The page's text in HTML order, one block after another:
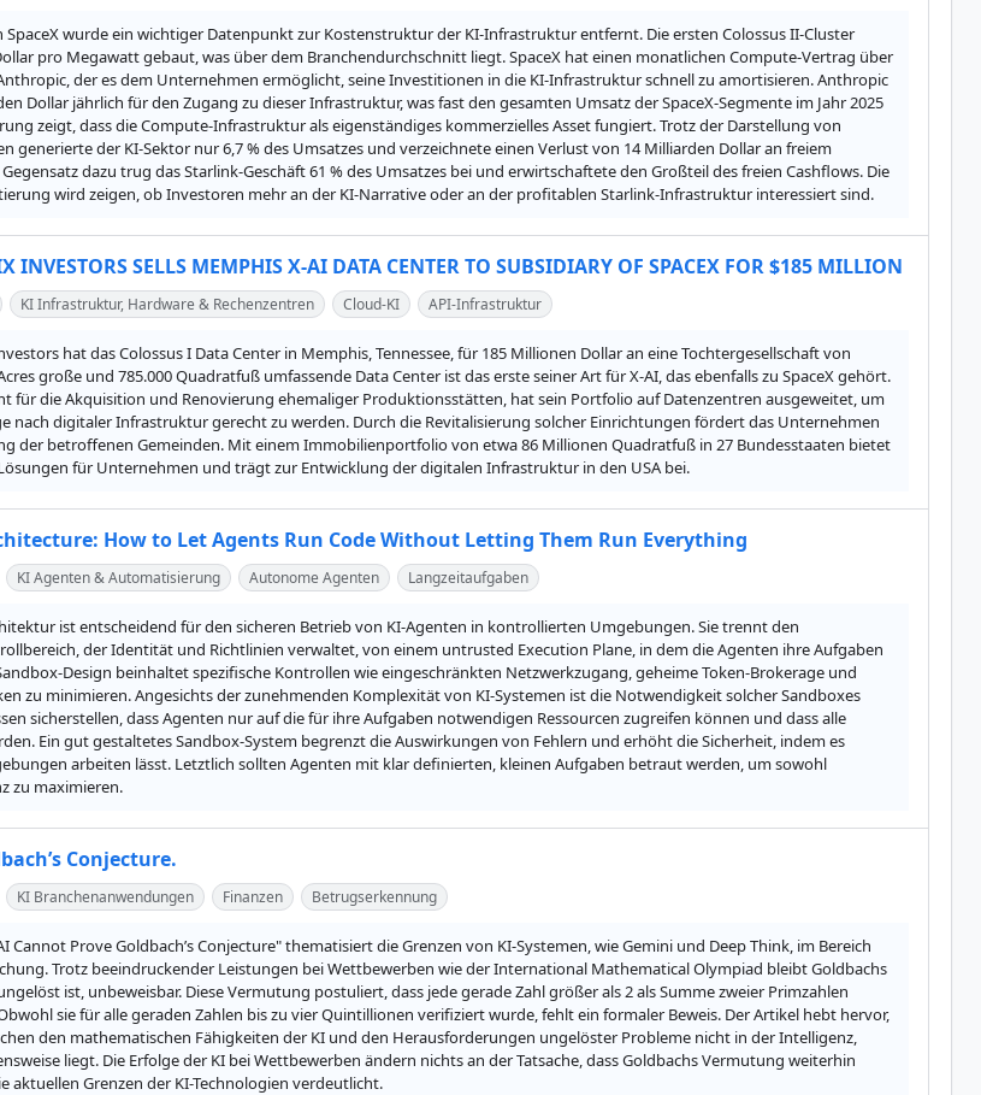
SpaceX wurde ein wichtiger Datenpunkt zur Kostenstruktur der KI-Infrastruktur entfernt. Die ersten Colossus II-Cluster
pro Megawatt gebaut, was über dem Branchendurchschnitt liegt. SpaceX hat einen monatlichen Compute-Vertrag über
der es dem Unternehmen ermöglicht, seine Investitionen in die KI-Infrastruktur schnell zu amortisieren. Anthropic
Dollar jährlich für den Zugang zu dieser Infrastruktur, was fast den gesamten Umsatz der SpaceX-Segmente im Jahr 2025
zeigt, dass die Compute-Infrastruktur als eigenständiges kommerzielles Asset fungiert. Trotz der Darstellung von
generierte der KI-Sektor nur 6,7 % des Umsatzes und verzeichnete einen Verlust von 14 Milliarden Dollar an freiem
dazu trug das Starlink-Geschäft 61 % des Umsatzes bei und erwirtschaftete den Großteil des freien Cashflows. Die
wird zeigen, ob Investoren mehr an der KI-Narrative oder an der profitablen Starlink-Infrastruktur interessiert sind.
INVESTORS SELLS MEMPHIS X-AI DATA CENTER TO SUBSIDIARY OF SPACEX FOR $185 MILLION
KI Infrastruktur, Hardware & Rechenzentren Cloud-KI API-Infrastruktur
hat das Colossus I Data Center in Memphis, Tennessee, für 185 Millionen Dollar an eine Tochtergesellschaft von
große und 785.000 Quadratfuß umfassende Data Center ist das erste seiner Art für X-AI, das ebenfalls zu SpaceX gehört.
für die Akquisition und Renovierung ehemaliger Produktionsstätten, hat sein Portfolio auf Datenzentren ausgeweitet, um
nach digitaler Infrastruktur gerecht zu werden. Durch die Revitalisierung solcher Einrichtungen fördert das Unternehmen
der betroffenen Gemeinden. Mit einem Immobilienportfolio von etwa 86 Millionen Quadratfuß in 27 Bundesstaaten bietet
für Unternehmen und trägt zur Entwicklung der digitalen Infrastruktur in den USA bei.
How to Let Agents Run Code Without Letting Them Run Everything
KI Agenten & Automatisierung Autonome Agenten Langzeitaufgaben
ist entscheidend für den sicheren Betrieb von KI-Agenten in kontrollierten Umgebungen. Sie trennt den
der Identität und Richtlinien verwaltet, von einem untrusted Execution Plane, in dem die Agenten ihre Aufgaben
Design beinhaltet spezifische Kontrollen wie eingeschränkten Netzwerkzugang, geheime Token-Brokerage und
zu minimieren. Angesichts der zunehmenden Komplexität von KI-Systemen ist die Notwendigkeit solcher Sandboxes
sicherstellen, dass Agenten nur auf die für ihre Aufgaben notwendigen Ressourcen zugreifen können und dass alle
Ein gut gestaltetes Sandbox-System begrenzt die Auswirkungen von Fehlern und erhöht die Sicherheit, indem es
arbeiten lässt. Letztlich sollten Agenten mit klar definierten, kleinen Aufgaben betraut werden, um sowohl
zu maximieren.
Conjecture.
KI Branchenanwendungen Finanzen Betrugserkennung
Cannot Prove Goldbach’s Conjecture" thematisiert die Grenzen von KI-Systemen, wie Gemini und Deep Think, im Bereich
Trotz beeindruckender Leistungen bei Wettbewerben wie der International Mathematical Olympiad bleibt Goldbachs
ist, unbeweisbar. Diese Vermutung postuliert, dass jede gerade Zahl größer als 2 als Summe zweier Primzahlen
sie für alle geraden Zahlen bis zu vier Quintillionen verifiziert wurde, fehlt ein formaler Beweis. Der Artikel hebt hervor,
den mathematischen Fähigkeiten der KI und den Herausforderungen ungelöster Probleme nicht in der Intelligenz,
liegt. Die Erfolge der KI bei Wettbewerben ändern nichts an der Tatsache, dass Goldbachs Vermutung weiterhin
aktuellen Grenzen der KI-Technologien verdeutlicht.